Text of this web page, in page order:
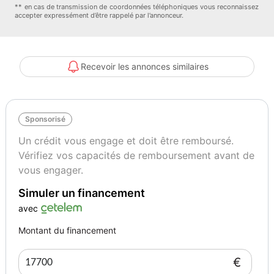
Couleur
Puissance réelle
Vignette Crit’Air
** en cas de transmission de coordonnées téléphoniques vous reconnaissez
accepter expressément d’être rappelé par l’annonceur.
Recevoir les annonces similaires
Sponsorisé
Un crédit vous engage et doit être remboursé.
Vérifiez vos capacités de remboursement avant de
vous engager.
Simuler un financement
avec
Montant du financement
€